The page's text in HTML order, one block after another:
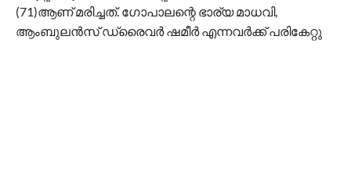
(71)ആണ് മരിച്ചത്. ഗോപാലന്റെ ഭാര്യ മാധവി,
ആംബുലൻസ് ഡ്രൈവർ ഷമീർ എന്നവർക്ക് പരികേറ്റു